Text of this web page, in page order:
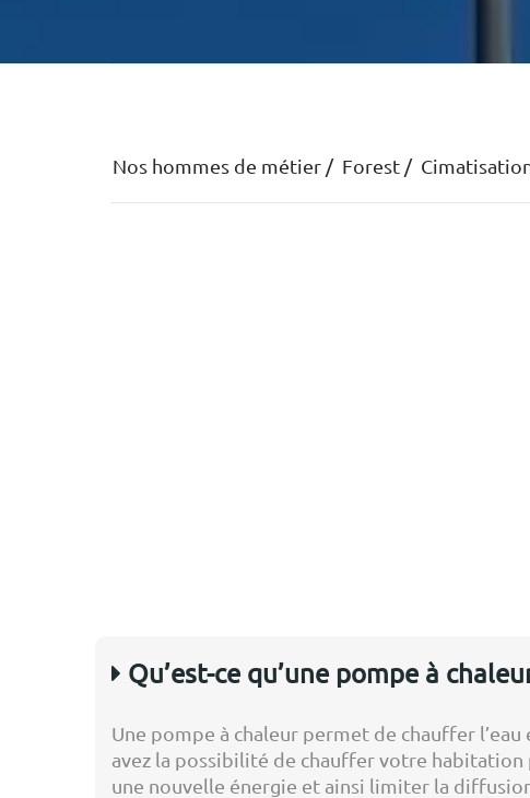
Nos hommes de métier Forest
Qu’est-ce qu’une pompe à
Une pompe à chaleur permet de chauffer
avez la possibilité de chauffer votre
une nouvelle énergie et ainsi limiter la diffusion